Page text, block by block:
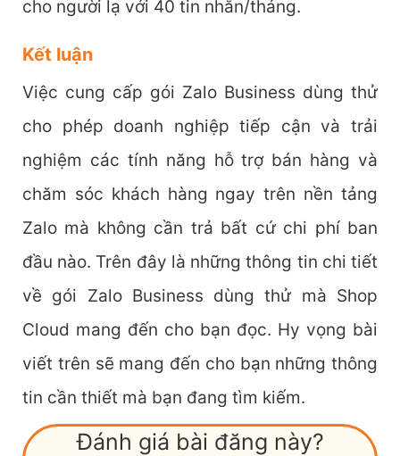
cho người lạ với 40 tin nhắn/tháng.
Kết luận
Việc cung cấp gói Zalo Business dùng thử
cho phép doanh nghiệp tiếp cận và trải
nghiệm các tính năng hỗ trợ bán hàng và
chăm sóc khách hàng ngay trên nền tảng
Zalo mà không cần trả bất cứ chi phí ban
đầu nào. Trên đây là những thông tin chi tiết
về gói Zalo Business dùng thử mà Shop
Cloud mang đến cho bạn đọc. Hy vọng bài
viết trên sẽ mang đến cho bạn những thông
tin cần thiết mà bạn đang tìm kiếm.
Đánh giá bài đăng này?